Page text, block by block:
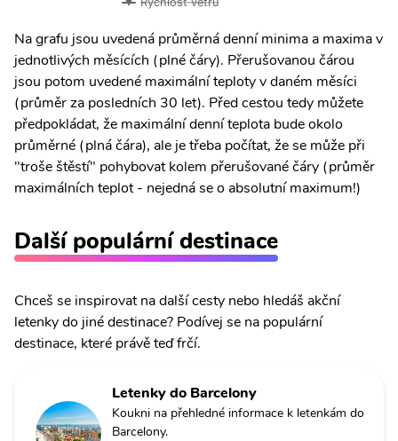
Na grafu jsou uvedená průměrná denní minima a maxima v
jednotlivých měsících (plné čáry). Přerušovanou čárou
jsou potom uvedené maximální teploty v daném měsíci
(průměr za posledních 30 let). Před cestou tedy můžete
předpokládat, že maximální denní teplota bude okolo
průměrné (plná čára), ale je třeba počítat, že se může při
"troše štěstí" pohybovat kolem přerušované čáry (průměr
maximálních teplot - nejedná se o absolutní maximum!)
Další populární destinace
Chceš se inspirovat na další cesty nebo hledáš akční
letenky do jiné destinace? Podívej se na populární
destinace, které právě teď frčí.
Letenky do Barcelony
Koukni na přehledné informace k letenkám do
Barcelony.